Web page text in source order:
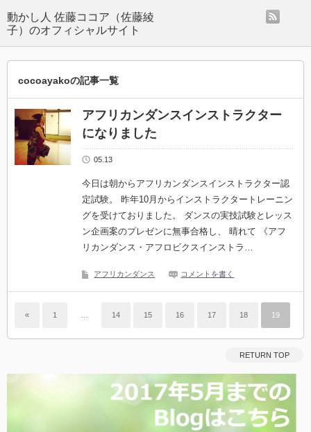
動かし人 佐藤ココア（佐藤綾
子）のオフィシャルサイト
cocoayakoの記事一覧
アフリカンダンスインストラクター
になりました
05.13
今日は朝からアフリカンダンスインストラクター認
定試験。 昨年10月からインストラクタートレーニン
グを受けておりました。 ダンスの実技試験とレッス
ン企画案のプレゼンに無事合格し、 晴れて 《アフ
リカンダンス・アフロビクスインストラ…
アフリカンダンス コメントを書く
« 1 14 15 16 17 18 19
RETURN TOP